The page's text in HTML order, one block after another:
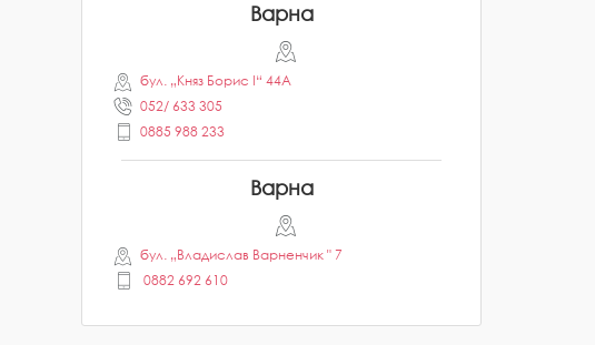
Варна
бул. „Княз Борис I“ 44A
052/ 633 305
0885 988 233
Варна
бул. „Владислав Варненчик " 7
0882 692 610